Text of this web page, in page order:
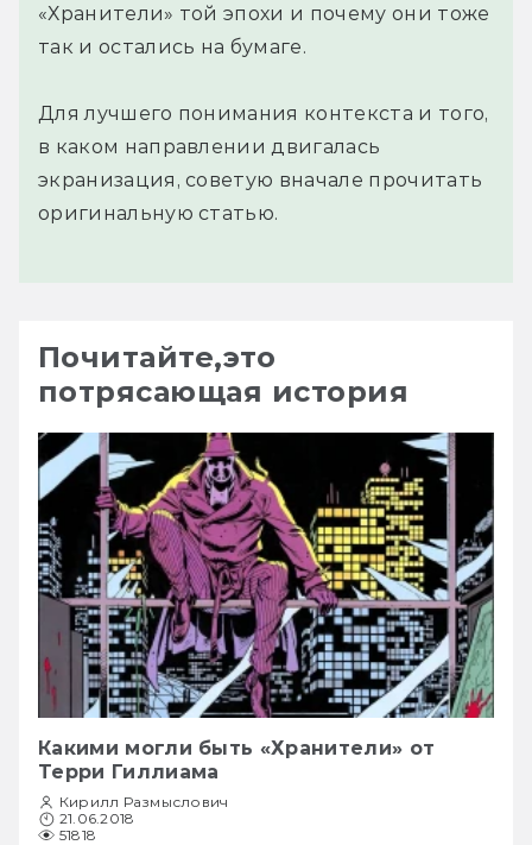
«Хранители» той эпохи и почему они тоже
так и остались на бумаге.
Для лучшего понимания контекста и того,
в каком направлении двигалась
экранизация, советую вначале прочитать
оригинальную статью.
Почитайте,это
потрясающая история
Какими могли быть «Хранители» от
Терри Гиллиама
Кирилл Размыслович
21.06.2018
51818